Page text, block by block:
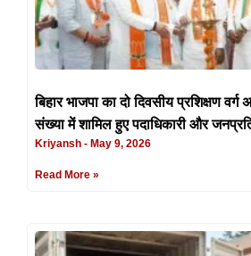
बिहार भाजपा का दो दिवसीय प्रशिक्षण
संख्या में शामिल हुए पदाधिकारी और
Kriyansh May 9, 2026
Read More »